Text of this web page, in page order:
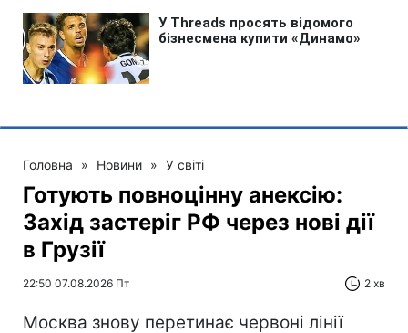
Головна » Новини » У світі
Готують повноцінну анексію:
Захід застеріг РФ через нові дії
в Грузії
22:50 07.08.2026 Пт 2 хв
Москва знову перетинає червоні лінії